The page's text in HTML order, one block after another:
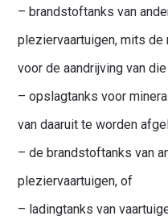
– brandstoftanks van
pleziervaartuigen, mits
voor de aandrijving van
– opslagtanks voor
van daaruit te worden
– de brandstoftanks van
pleziervaartuigen, of
– ladingtanks van